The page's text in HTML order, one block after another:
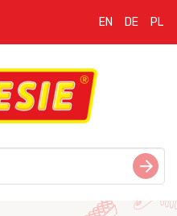
EN DE PL